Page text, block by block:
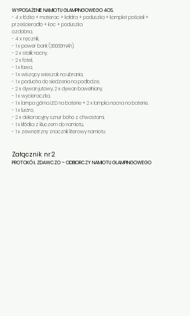
WYPOSAŻENIE NAMIOTU GLAMPINGOWEGO 4OS.
- 4 x łóżko + materac + kołdra + poduszka + komplet pościeli +
prześcieradło + koc + poduszka
ozdobna,
- 4 x ręcznik,
- 1 x power bank (30000mAh),
- 2 x stolik nocny,
- 2 x fotel,
- 1 x ława,
- 1 x wiszący wieszak na ubrania,
- 1 x poducha do siedzenia na podłodze,
- 2 x dywan jutowy, 2 x dywan bawełniany,
- 1 x wycieraczka,
- 1 x lampa górna LED na baterie + 2 x lampka nocna na baterie,
- 1 x lustro,
- 2 x dekoracyjny sznur boho z chwostami,
- 1 x kłódka z kluczem do namiotu,
- 1 x zewnętrzny znacznik literowy namiotu
Załącznik nr 2
PROTOKÓŁ ZDAWCZO – ODBIORCZY NAMIOTU GLAMPINGOWEGO